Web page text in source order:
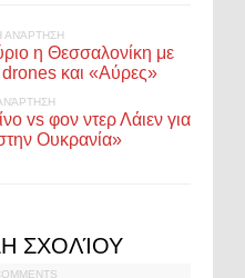
ΑΝΆΡΤΗΣΗ
η Θεσσαλονίκη με
και «Αύρες»
vs φον ντερ Λάιεν για
Ουκρανία»
ΣΧΟΛΊΟΥ